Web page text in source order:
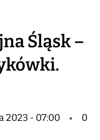
Śląsk –
2023 - 07:00
0